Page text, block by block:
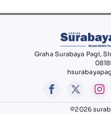
Graha Surabaya Pagi,
©2026